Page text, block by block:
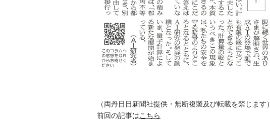
（両丹日日新聞社提供・無断複製及び転載を禁じます）
前回の記事はこちら